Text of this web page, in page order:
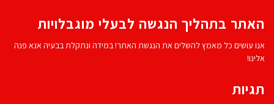
האתר בתהליך הנגשה לבעלי מוגבלויות
אנו עושים כל מאמץ להשלים את הנגשת האתר! במידה ונתקלת בבעיה אנא פנה
אלינו!
תגיות